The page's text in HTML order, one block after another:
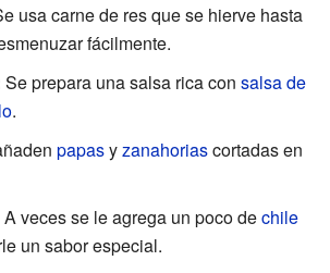
usa carne de res que se hierve hasta
fácilmente.
Se prepara una salsa rica con salsa de
.
papasyzanahoriascortadas en
A veces se le agrega un poco dechile
un sabor especial.